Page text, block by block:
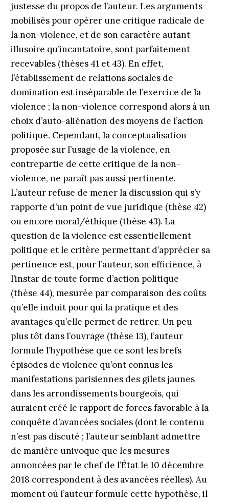
justesse du propos de l’auteur. Les arguments
mobilisés pour opérer une critique radicale de
la non-violence, et de son caractère autant
illusoire qu’incantatoire, sont parfaitement
recevables (thèses 41 et 43). En effet,
l’établissement de relations sociales de
domination est inséparable de l’exercice de la
violence ; la non-violence correspond alors à un
choix d’auto-aliénation des moyens de l’action
politique. Cependant, la conceptualisation
proposée sur l’usage de la violence, en
contrepartie de cette critique de la non-
violence, ne paraît pas aussi pertinente.
L’auteur refuse de mener la discussion qui s’y
rapporte d’un point de vue juridique (thèse 42)
ou encore moral/éthique (thèse 43). La
question de la violence est essentiellement
politique et le critère permettant d’apprécier sa
pertinence est, pour l’auteur, son efficience, à
l’instar de toute forme d’action politique
(thèse 44), mesurée par comparaison des coûts
qu’elle induit pour qui la pratique et des
avantages qu’elle permet de retirer. Un peu
plus tôt dans l’ouvrage (thèse 13), l’auteur
formule l’hypothèse que ce sont les brefs
épisodes de violence qu’ont connus les
manifestations parisiennes des gilets jaunes
dans les arrondissements bourgeois, qui
auraient créé le rapport de forces favorable à la
conquête d’avancées sociales (dont le contenu
n’est pas discuté ; l’auteur semblant admettre
de manière univoque que les mesures
annoncées par le chef de l’État le 10 décembre
2018 correspondent à des avancées réelles). Au
moment où l’auteur formule cette hypothèse, il